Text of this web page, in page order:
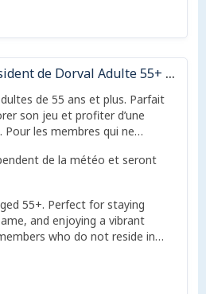
Saison 2026 Non-Résident de Dorval Adulte 55+ | 2026 Season Non-Dorval Resident Active adult 55+
de 55 ans et plus. Parfait
son jeu et profiter d’une
les membres qui ne
de la météo et seront
55+. Perfect for staying
and enjoying a vibrant
who do not reside in